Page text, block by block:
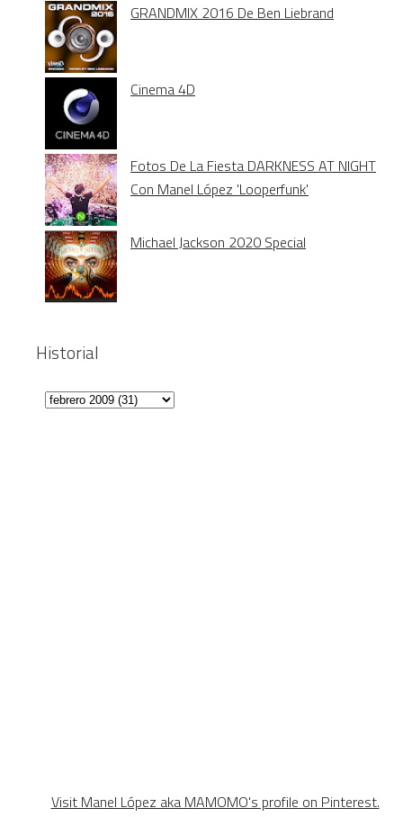
GRANDMIX 2016 De Ben Liebrand
Cinema 4D
Fotos De La Fiesta DARKNESS AT NIGHT
Con Manel López 'Looperfunk'
Michael Jackson 2020 Special
Historial
Visit Manel López aka MAMOMO's profile on Pinterest.